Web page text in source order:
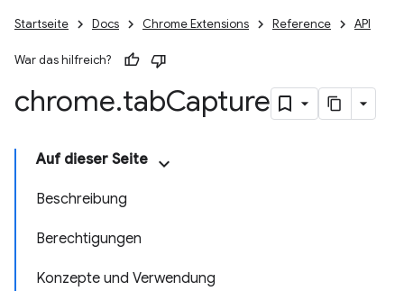
Startseite Docs Chrome Extensions Reference API
War das hilfreich?
chrome.tabCapture
Auf dieser Seite
Beschreibung
Berechtigungen
Konzepte und Verwendung